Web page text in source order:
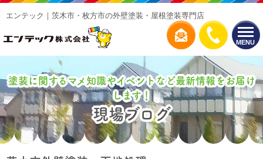
MENU
エンテック｜茨木市・枚方市の外壁塗装・屋根塗装専門店
塗装に関するマメ知識やイベントなど最新情報をお届け
します！
現場ブログ